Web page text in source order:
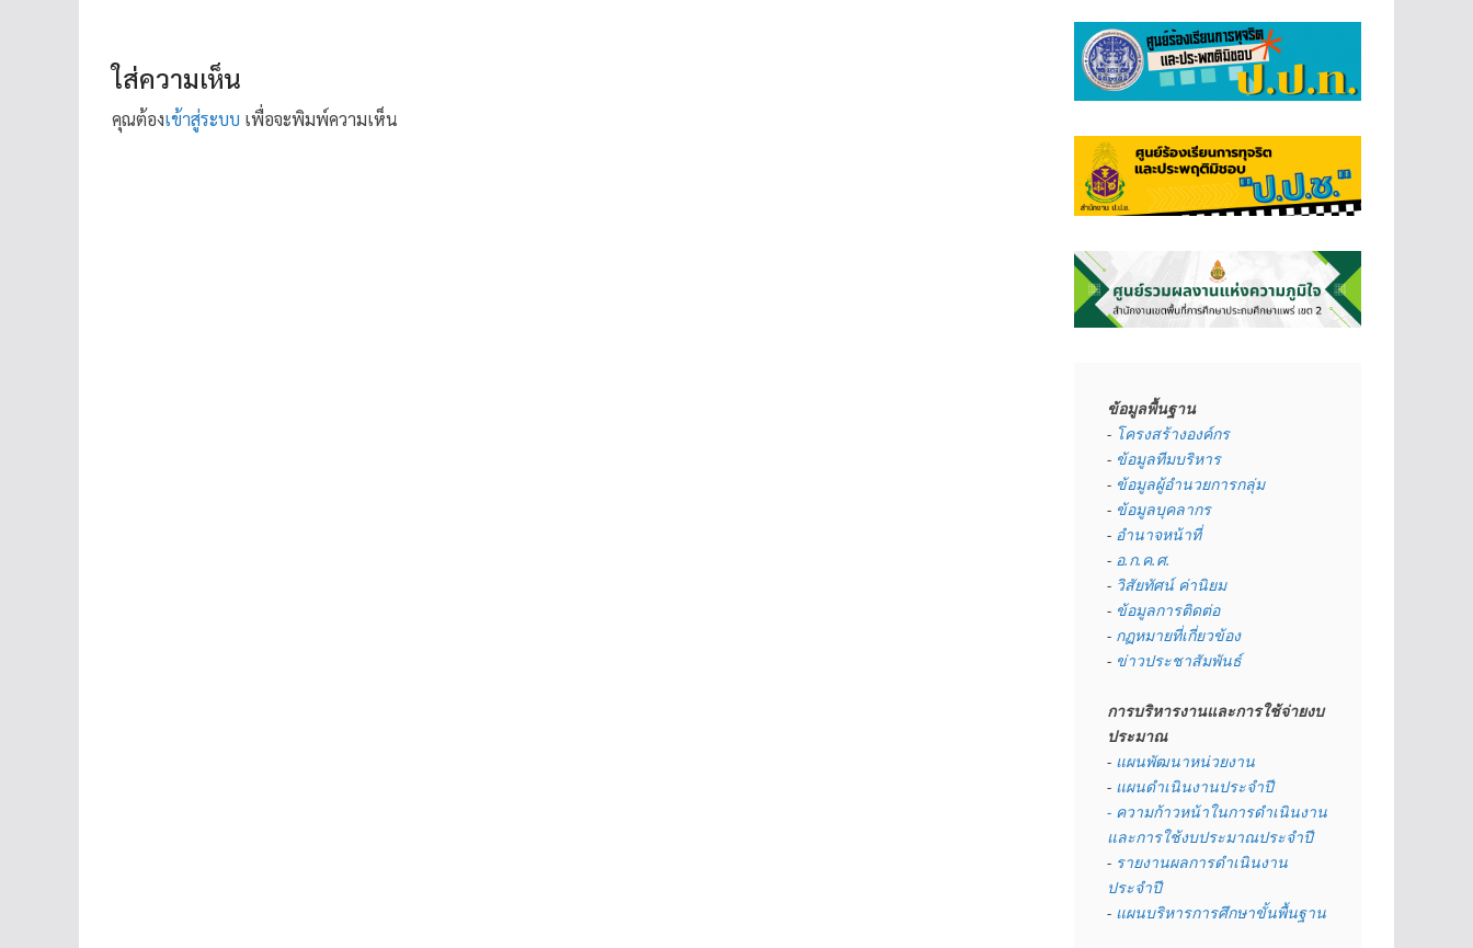
ใส่ความเห็น
คุณต้องเข้าสู่ระบบ เพื่อจะพิมพ์ความเห็น
ข้อมูลพื้นฐาน
- โครงสร้างองค์กร
- ข้อมูลทีมบริหาร
- ข้อมูลผู้อำนวยการกลุ่ม
- ข้อมูลบุคลากร
- อำนาจหน้าที่
- อ.ก.ค.ศ.
- วิสัยทัศน์ ค่านิยม
- ข้อมูลการติดต่อ
- กฏหมายที่เกี่ยวข้อง
- ข่าวประชาสัมพันธ์
การบริหารงานและการใช้จ่ายงบ
ประมาณ
- แผนพัฒนาหน่วยงาน
- แผนดำเนินงานประจำปี
- ความก้าวหน้าในการดำเนินงาน
และการใช้งบประมาณประจำปี
- รายงานผลการดำเนินงาน
ประจำปี
- แผนบริหารการศึกษาขั้นพื้นฐาน